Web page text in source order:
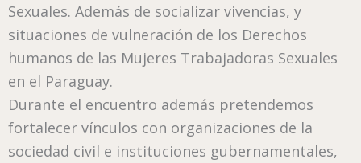
Sexuales. Además de socializar vivencias, y
situaciones de vulneración de los Derechos
humanos de las Mujeres Trabajadoras Sexuales
en el Paraguay.
Durante el encuentro además pretendemos
fortalecer vínculos con organizaciones de la
sociedad civil e instituciones gubernamentales,